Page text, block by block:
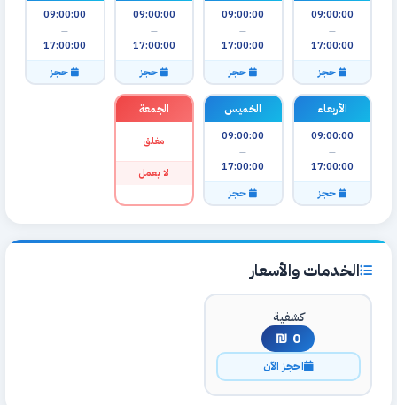
09:00:00
—
17:00:00
حجز
09:00:00
—
17:00:00
حجز
09:00:00
—
17:00:00
حجز
09:00:00
—
17:00:00
حجز
الأربعاء
09:00:00
—
17:00:00
حجز
الخميس
09:00:00
—
17:00:00
حجز
الجمعة
مغلق
لا يعمل
الخدمات والأسعار
كشفية
0 ₪
احجز الآن